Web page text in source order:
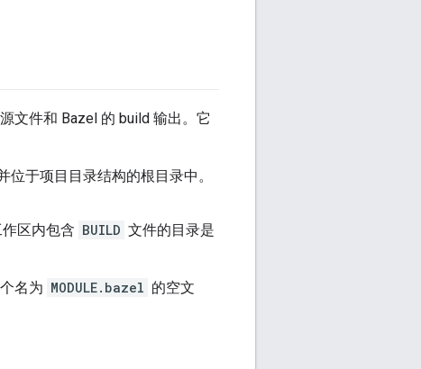
文件和 Bazel 的 build 输出。它
于项目目录结构的根目录中。
区内包含 BUILD 文件的目录是
名为 MODULE.bazel 的空文